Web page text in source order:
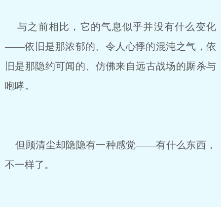
与之前相比，它的气息似乎并没有什么变化
——依旧是那浓郁的、令人心悸的混沌之气，依
旧是那隐约可闻的、仿佛来自远古战场的厮杀与
咆哮。
但顾清尘却隐隐有一种感觉——有什么东西，
不一样了。